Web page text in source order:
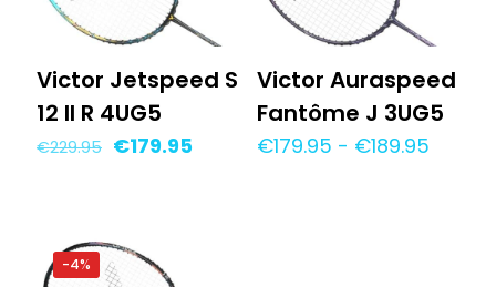
Victor Jetspeed S
12 II R 4UG5
€229.95 Oorspronkelijke
€179.95Huidige
Victor Auraspeed
Fantôme J 3UG5
€179.95 - €189.95
-4%